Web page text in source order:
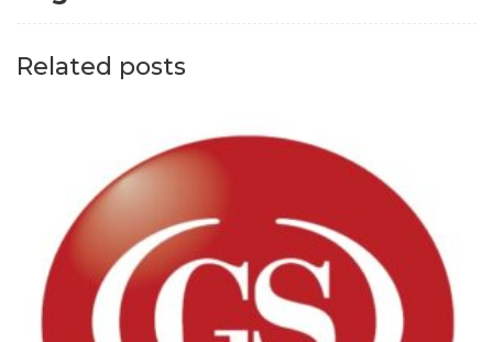
Related posts